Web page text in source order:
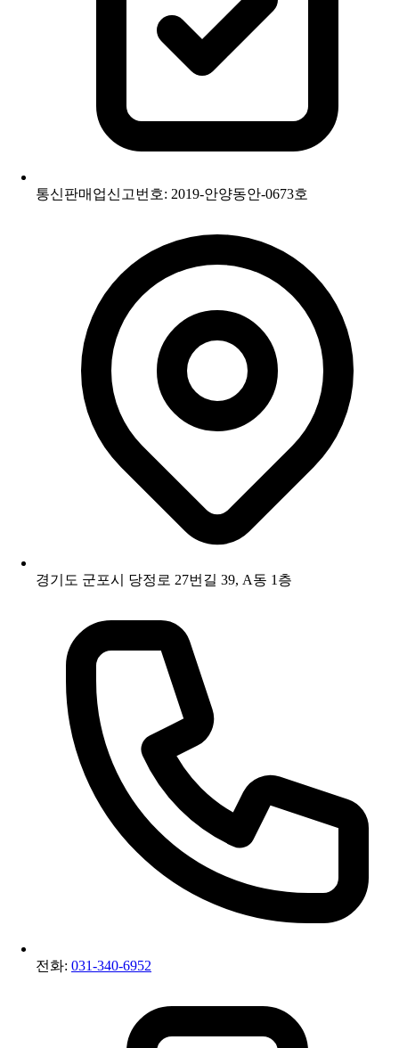
통신판매업신고번호: 2019-안양동안-0673호
경기도 군포시 당정로 27번길 39, A동 1층
전화: 031-340-6952